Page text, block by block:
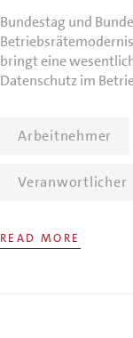
Bundestag und
bringt eine
Datenschutz im
Arbeitnehmer
Veranwortlicher
READ MORE